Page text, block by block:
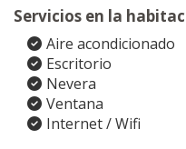
Servicios en la
Aire acondicionado
Escritorio
Nevera
Ventana
Internet / Wifi